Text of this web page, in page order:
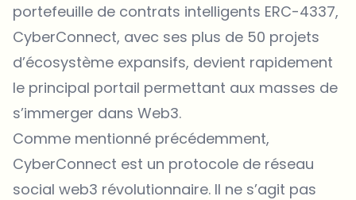
portefeuille de contrats intelligents ERC-4337,
CyberConnect, avec ses plus de 50 projets
d’écosystème expansifs, devient rapidement
le principal portail permettant aux masses de
s’immerger dans Web3.
Comme mentionné précédemment,
CyberConnect est un protocole de réseau
social web3 révolutionnaire. Il ne s’agit pas